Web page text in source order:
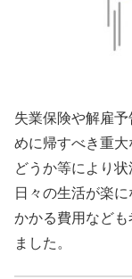
失業保険や解雇
めに帰すべき重
どうか等により
日々の生活が楽
かかる費用など
ました。